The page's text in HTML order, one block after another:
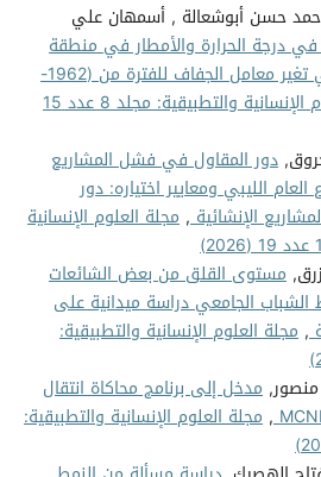
حسن أبوشعالة , أسمهان علي
في درجة الحرارة والأمطار في منطقة
طرابلس وأثرهما في تغير معامل الجفاف للفترة من (1962-
مجلة العلوم الإنسانية والتطبيقية: مجلد 8 عدد 15
دور المقاول في فشل المشاريع
الليبي ومعايير اختياره: دور
الإنشائية, مجلة العلوم الإنسانية
مستوى القلق من بعض الشائعات
الجامعي دراسة ميدانية على
, مجلة العلوم الإنسانية والتطبيقية:
مدخل إلى برنامج محاكاة انتقال
, مجلة العلوم الإنسانية والتطبيقية: